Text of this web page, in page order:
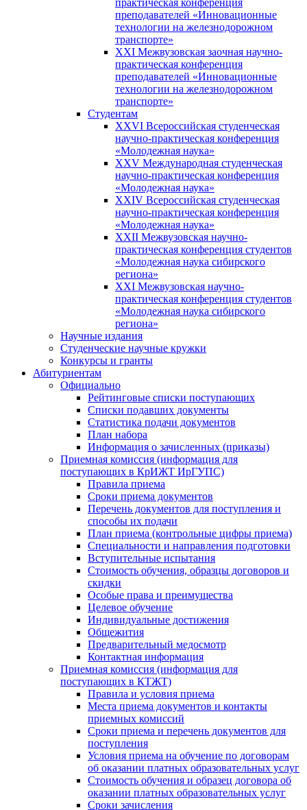
практическая конференция
преподавателей «Инновационные
технологии на железнодорожном
транспорте»
XXI Межвузовская заочная научно-
практическая конференция
преподавателей «Инновационные
технологии на железнодорожном
транспорте»
Студентам
XXVI Всероссийская студенческая
научно-практическая конференция
«Молодежная наука»
XXV Международная студенческая
научно-практическая конференция
«Молодежная наука»
XXIV Всероссийская студенческая
научно-практическая конференция
«Молодежная наука»
XXII Межвузовская научно-
практическая конференция студентов
«Молодежная наука сибирского
региона»
XXI Межвузовская научно-
практическая конференция студентов
«Молодежная наука сибирского
региона»
Научные издания
Студенческие научные кружки
Конкурсы и гранты
Абитуриентам
Официально
Рейтинговые списки поступающих
Списки подавших документы
Статистика подачи документов
План набора
Информация о зачисленных (приказы)
Приемная комиссия (информация для
поступающих в КрИЖТ ИрГУПС)
Правила приема
Сроки приема документов
Перечень документов для поступления и
способы их подачи
План приема (контрольные цифры приема)
Специальности и направления подготовки
Вступительные испытания
Стоимость обучения, образцы договоров и
скидки
Особые права и преимущества
Целевое обучение
Индивидуальные достижения
Общежития
Предварительный медосмотр
Контактная информация
Приемная комиссия (информация для
поступающих в КТЖТ)
Правила и условия приема
Места приема документов и контакты
приемных комиссий
Сроки приема и перечень документов для
поступления
Условия приема на обучение по договорам
об оказании платных образовательных услуг
Стоимость обучения и образец договора об
оказании платных образовательных услуг
Сроки зачисления